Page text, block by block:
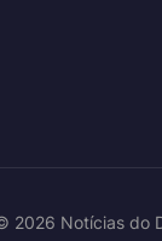
2026 Notícias do